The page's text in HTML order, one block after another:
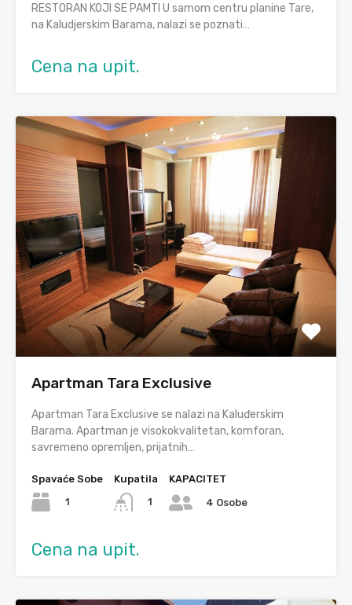
RESTORAN KOJI SE PAMTI U samom centru planine Tare,
na Kaludjerskim Barama, nalazi se poznati…
Cena na upit.
Apartman Tara Exclusive
Apartman Tara Exclusive se nalazi na Kaluđerskim
Barama. Apartman je visokokvalitetan, komforan,
savremeno opremljen, prijatnih…
Spavaće Sobe
1
Kupatila
1
KAPACITET
4 Osobe
Cena na upit.